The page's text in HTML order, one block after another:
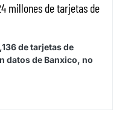
millones de tarjetas de
de tarjetas de
datos de Banxico, no